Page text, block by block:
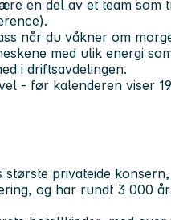
en del av et team
når du våkner om
med ulik energi
i driftsavdelingen.
- før kalenderen viser
privateide
og har rundt 3 000